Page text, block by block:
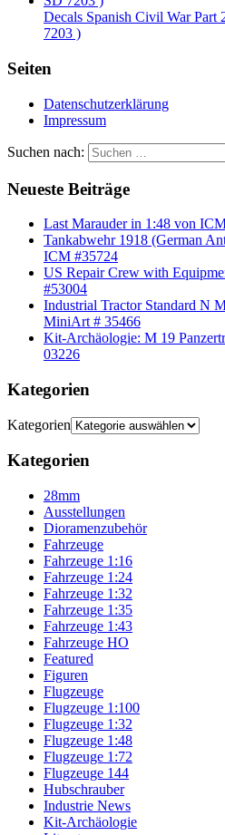
Decals Spanish Civil War Part
7203 )
Seiten
Datenschutzerklärung
Impressum
Suchen nach:
Neueste Beiträge
Last Marauder in 1:48 von
Tankabwehr 1918 (German
ICM #35724
US Repair Crew with
#53004
Industrial Tractor Standard N
MiniArt # 35466
Kit-Archäologie: M 19
03226
Kategorien
Kategorien
Kategorien
28mm
Ausstellungen
Dioramenzubehör
Fahrzeuge
Fahrzeuge 1:16
Fahrzeuge 1:24
Fahrzeuge 1:32
Fahrzeuge 1:35
Fahrzeuge 1:43
Fahrzeuge HO
Featured
Figuren
Flugzeuge
Flugzeuge 1:100
Flugzeuge 1:32
Flugzeuge 1:48
Flugzeuge 1:72
Flugzeuge 144
Hubschrauber
Industrie News
Kit-Archäologie